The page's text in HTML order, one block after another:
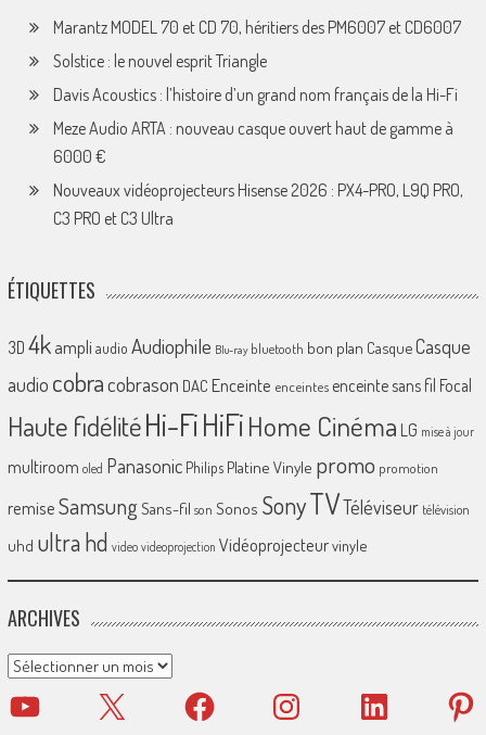
Marantz MODEL 70 et CD 70, héritiers des PM6007 et CD6007
Solstice : le nouvel esprit Triangle
Davis Acoustics : l’histoire d’un grand nom français de la Hi-Fi
Meze Audio ARTA : nouveau casque ouvert haut de gamme à
6000 €
Nouveaux vidéoprojecteurs Hisense 2026 : PX4-PRO, L9Q PRO,
C3 PRO et C3 Ultra
ÉTIQUETTES
3D 4k ampliaudio Audiophile Blu-ray bluetooth bon plan CasqueCasque
audio cobracobrason DAC Enceinte enceintes enceinte sans fil Focal
Haute fidélitéHi-FiHiFiHome Cinéma LG mise à jour
multiroom oled Panasonic Philips Platine Vinyle promo promotion
remiseSamsungSans-fil son Sonos SonyTVTéléviseur télévision
uhd ultra hd video videoprojection Vidéoprojecteurvinyle
ARCHIVES
Archives
YouTube X Facebook Instagram LinkedIn